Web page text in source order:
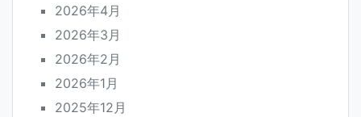
2026年4月
2026年3月
2026年2月
2026年1月
2025年12月